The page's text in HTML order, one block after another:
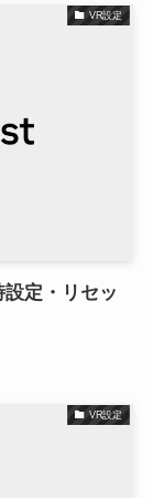
VR設定
定・リセッ
VR設定